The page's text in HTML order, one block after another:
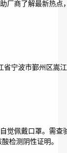
厂商了解最新热点
省宁波市鄞州区嵩
觉佩戴口罩。需查
检测阴性证明。